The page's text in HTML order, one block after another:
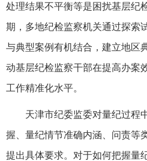
处理结果不平衡等是困扰基层纪
期，多地纪检监察机关通过探索
与典型案例有机结合，建立地区
动基层纪检监察干部在提高办案
工作精准化水平。
天津市纪委监委对量纪过程
握、量纪情节准确内涵、问责等
提出具体要求。对于如何把握量